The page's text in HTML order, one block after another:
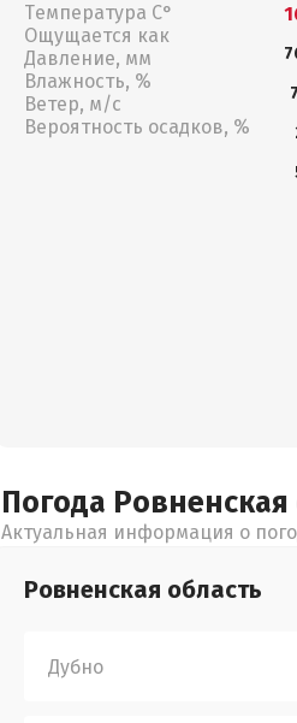
Температура С°
Ощущается как
Давление, мм
Влажность, %
Ветер, м/с
Вероятность осадков, %
Погода Ровненская
Актуальная информация о
Ровненская область
Дубно